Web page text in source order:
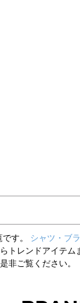
す。 シャツ・ブ
トレンドアイテム
非ご覧ください。